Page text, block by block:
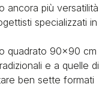
ancora più versatilità
specializzati in
quadrato 90x90 cm
e a quelle di
ben sette formati